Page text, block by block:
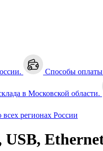
Способы оплаты
в Московской области.
регионах России